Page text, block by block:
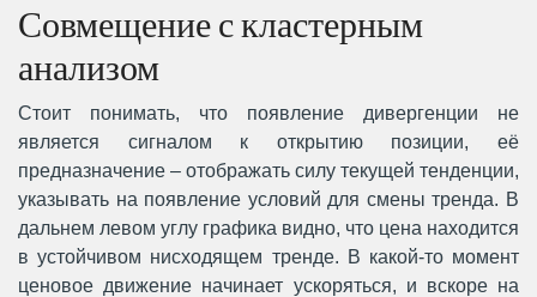
Совмещение с кластерным
анализом
Стоит понимать, что появление дивергенции не
является сигналом к открытию позиции, её
предназначение – отображать силу текущей тенденции,
указывать на появление условий для смены тренда. В
дальнем левом углу графика видно, что цена находится
в устойчивом нисходящем тренде. В какой-то момент
ценовое движение начинает ускоряться, и вскоре на